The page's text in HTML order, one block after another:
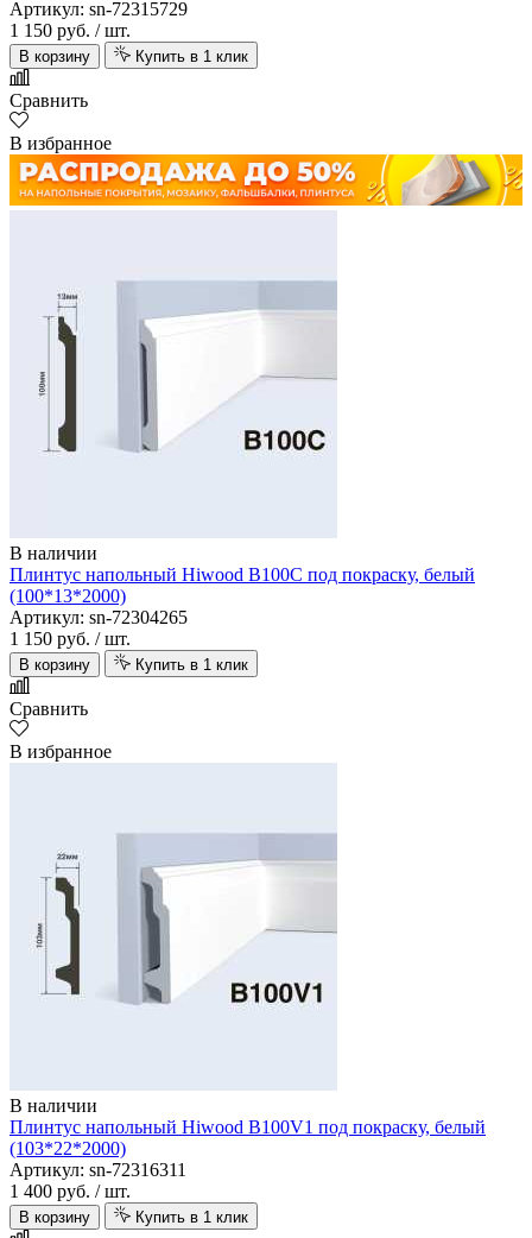
Артикул: sn-72315729
1 150 руб. / шт.
В корзину Купить в 1 клик
Сравнить
В избранное
В наличии
Плинтус напольный Hiwood B100C под покраску, белый
(100*13*2000)
Артикул: sn-72304265
1 150 руб. / шт.
В корзину Купить в 1 клик
Сравнить
В избранное
В наличии
Плинтус напольный Hiwood B100V1 под покраску, белый
(103*22*2000)
Артикул: sn-72316311
1 400 руб. / шт.
В корзину Купить в 1 клик